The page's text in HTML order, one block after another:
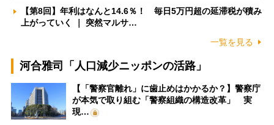
【第8回】年利はなんと14.6％！ 毎日5万円超の延滞税が積み
上がっていく ｜ 突然マルサ…
一覧を見る
河合雅司「人口減少ニッポンの活路」
【「警察官離れ」に歯止めはかかるか？】警察庁
が本気で取り組む「警察組織の構造改革」 実
現…